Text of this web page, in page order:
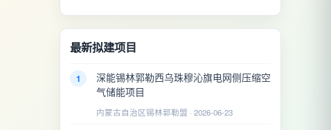
最新拟建项目
1
深能锡林郭勒西乌珠穆沁旗电网侧压缩空
气储能项目
内蒙古自治区锡林郭勒盟 · 2026-06-23